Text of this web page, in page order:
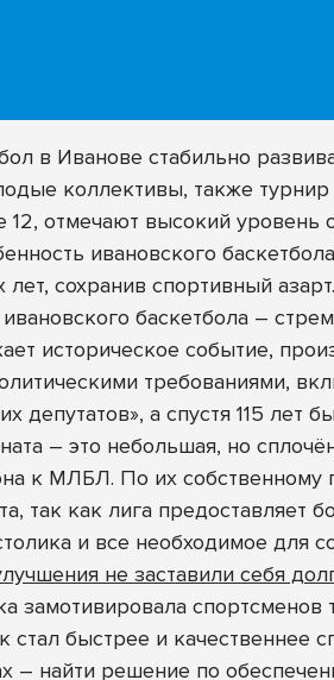
в Иванове стабильно
коллективы, также
12, отмечают высокий
ивановского
лет, сохранив спортивный азарт.
баскетбола –
историческое событие,
требованиями,
депутатов», а спустя 115
– это небольшая, но
к МЛБЛ. По их
так как лига предоставляет
и все необходимое для
не заставили себя
замотивировала спортсменов
стал быстрее и качественнее
– найти решение по